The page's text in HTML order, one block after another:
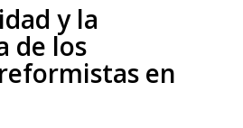
y la
de los
en